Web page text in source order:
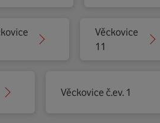
Věckovice
11
Věckovice č.ev. 1